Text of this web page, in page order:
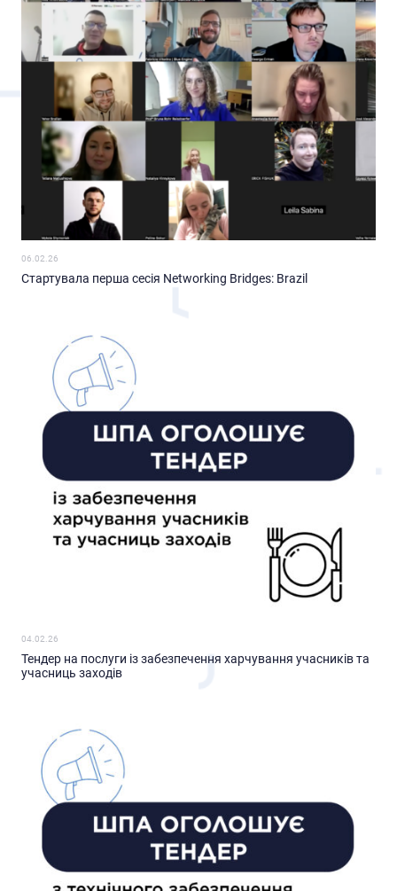
06.02.26
Стартувала перша сесія Networking Bridges: Brazil
04.02.26
Тендер на послуги із забезпечення харчування учасників та
учасниць заходів